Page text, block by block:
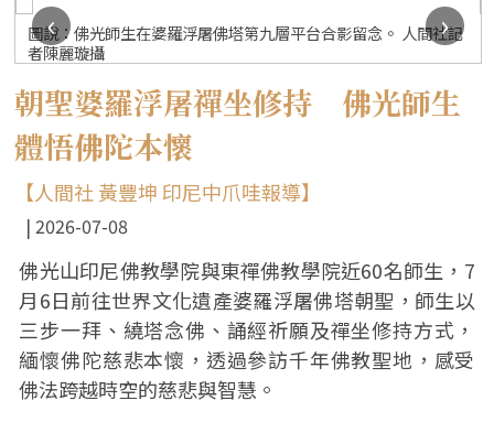
圖說：佛光師生在婆羅浮屠佛塔第九層平台合影留念。 人間社記
者陳麗璇攝
‹
›
朝聖婆羅浮屠禪坐修持 佛光師生
體悟佛陀本懷
【人間社 黃豐坤 印尼中爪哇報導】
2026-07-08
佛光山印尼佛教學院與東禪佛教學院近60名師生，7
月6日前往世界文化遺產婆羅浮屠佛塔朝聖，師生以
三步一拜、繞塔念佛、誦經祈願及禪坐修持方式，
緬懷佛陀慈悲本懷，透過參訪千年佛教聖地，感受
佛法跨越時空的慈悲與智慧。